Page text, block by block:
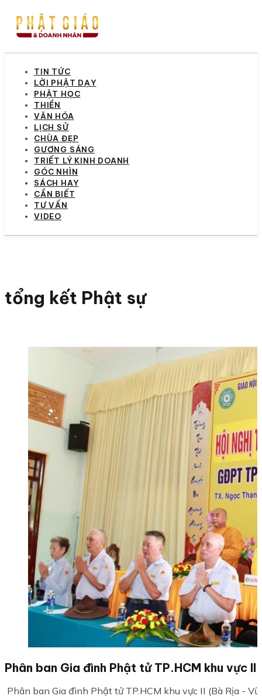
TIN TỨC
LỜI PHẬT DẠY
PHẬT HỌC
THIỀN
VĂN HÓA
LỊCH SỬ
CHÙA ĐẸP
GƯƠNG SÁNG
TRIẾT LÝ KINH DOANH
GÓC NHÌN
SÁCH HAY
CẦN BIẾT
TƯ VẤN
VIDEO
tổng kết Phật sự
Phân ban Gia đình Phật tử TP.HCM khu vực
Phân ban Gia đình Phật tử TP.HCM khu vực II (Bà Rịa -